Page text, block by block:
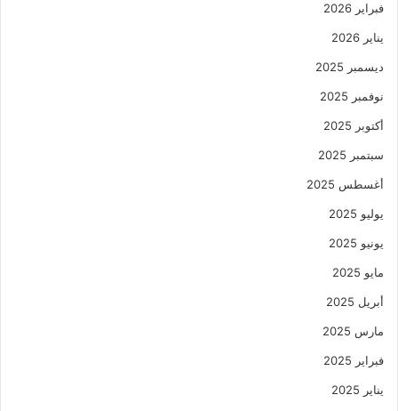
فبراير 2026
يناير 2026
ديسمبر 2025
نوفمبر 2025
أكتوبر 2025
سبتمبر 2025
أغسطس 2025
يوليو 2025
يونيو 2025
مايو 2025
أبريل 2025
مارس 2025
فبراير 2025
يناير 2025